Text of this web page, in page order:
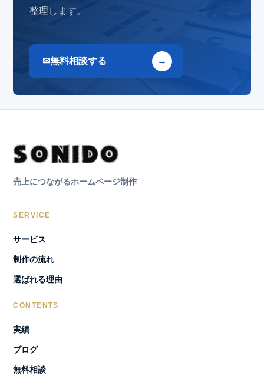
整理します。
無料相談する
売上につながるホームページ制作
SERVICE
サービス
制作の流れ
選ばれる理由
CONTENTS
実績
ブログ
無料相談